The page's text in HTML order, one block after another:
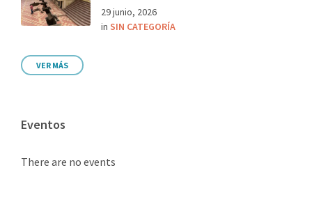
29 junio, 2026
in SIN CATEGORÍA
VER MÁS
Eventos
There are no events